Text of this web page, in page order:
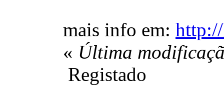
mais info em:
« Última
Registado